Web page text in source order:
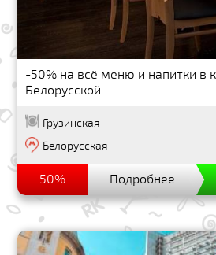
-50% на всё меню и напитки в
Белорусской
Грузинская
Белорусская
50% Подробнее